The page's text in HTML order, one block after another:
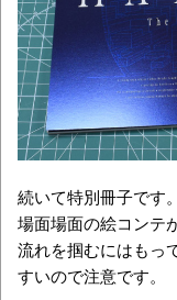
続いて特別冊子です
場面場面の絵コンテ
流れを掴むにはもっ
すいので注意です。